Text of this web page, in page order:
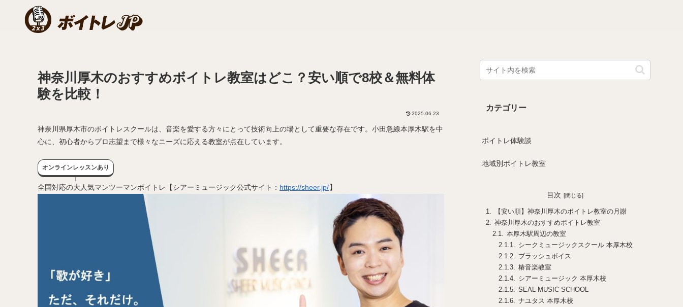
神奈川厚木のおすすめボイトレ教室はどこ？安い順で8校＆無料体
験を比較！
2025.06.23
神奈川県厚木市のボイトレスクールは、音楽を愛する方々にとって技術向上の場として重要な存在です。小田急線本厚木駅を中
心に、初心者からプロ志望まで様々なニーズに応える教室が点在しています。
オンラインレッスンあり
全国対応の大人気マンツーマンボイトレ【シアーミュージック公式サイト： https://sheer.jp/】
カテゴリー
ボイトレ体験談
地域別ボイトレ教室
目次
【安い順】神奈川厚木のボイトレ教室の月謝
神奈川厚木のおすすめボイトレ教室
本厚木駅周辺の教室
シークミュージックスクール 本厚木校
ブラッシュボイス
椿音楽教室
シアーミュージック 本厚木校
SEAL MUSIC SCHOOL
ナユタス 本厚木校